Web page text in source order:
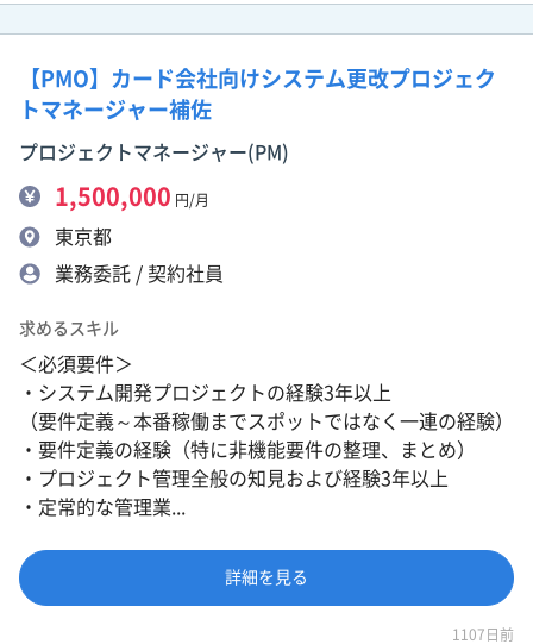
【PMO】カード会社向けシステム更改プロジェク
トマネージャー補佐
プロジェクトマネージャー(PM)
1,500,000 円/月
東京都
業務委託 / 契約社員
求めるスキル
＜必須要件＞
・システム開発プロジェクトの経験3年以上
（要件定義～本番稼働までスポットではなく一連の経験）
・要件定義の経験（特に非機能要件の整理、まとめ）
・プロジェクト管理全般の知見および経験3年以上
・定常的な管理業...
詳細を見る
1107日前